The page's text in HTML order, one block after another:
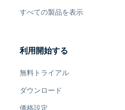
すべての製品を表示
利用開始する
無料トライアル
ダウンロード
価格設定